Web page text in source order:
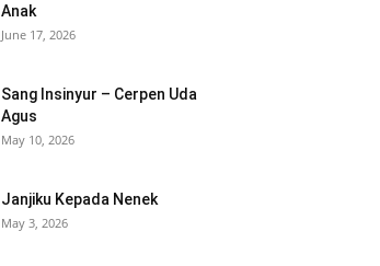
Anak
June 17, 2026
Sang Insinyur – Cerpen Uda
Agus
May 10, 2026
Janjiku Kepada Nenek
May 3, 2026